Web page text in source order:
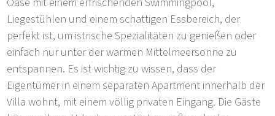
Liegestühlen und einem schattigen Essbereich, der
perfekt ist, um istrische Spezialitäten zu genießen oder
einfach nur unter der warmen Mittelmeersonne zu
entspannen. Es ist wichtig zu wissen, dass der
Eigentümer in einem separaten Apartment innerhalb der
Villa wohnt, mit einem völlig privaten Eingang. Die Gäste